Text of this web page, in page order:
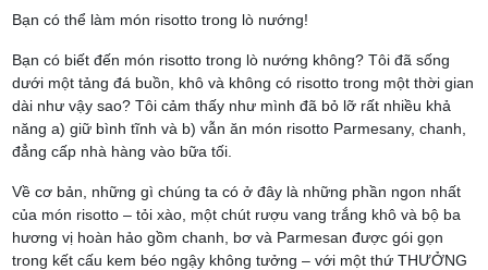
Bạn có thể làm món risotto trong lò nướng!
Bạn có biết đến món risotto trong lò nướng không? Tôi đã sống
dưới một tảng đá buồn, khô và không có risotto trong một thời gian
dài như vậy sao? Tôi cảm thấy như mình đã bỏ lỡ rất nhiều khả
năng a) giữ bình tĩnh và b) vẫn ăn món risotto Parmesany, chanh,
đẳng cấp nhà hàng vào bữa tối.
Về cơ bản, những gì chúng ta có ở đây là những phần ngon nhất
của món risotto – tỏi xào, một chút rượu vang trắng khô và bộ ba
hương vị hoàn hảo gồm chanh, bơ và Parmesan được gói gọn
trong kết cấu kem béo ngậy không tưởng – với một thứ THƯỞNG